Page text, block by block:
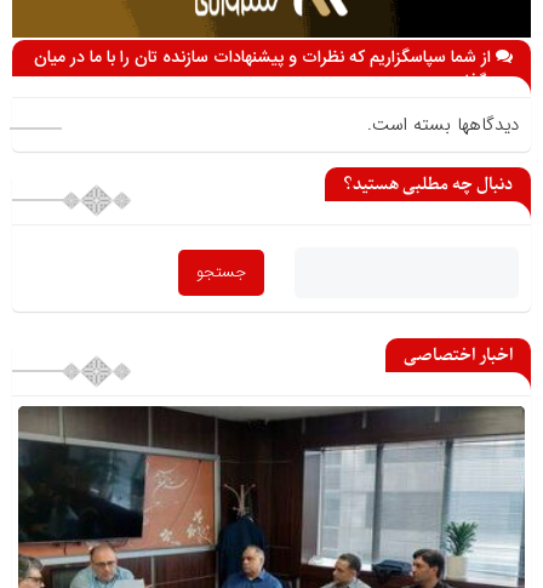
از شما سپاسگزاریم که نظرات و پیشنهادات سازنده تان را با ما در میان
می گذارید
دیدگاهها بسته است.
دنبال چه مطلبی هستید؟
اخبار اختصاصی